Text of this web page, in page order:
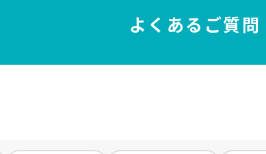
よくあるご質問